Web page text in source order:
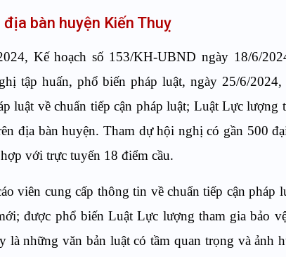
bàn huyện Kiến Thuỵ
Kế hoạch số 153/KH-UBND ngày 18/6/
tập huấn, phổ biến pháp luật, ngày 25/6/
luật về chuẩn tiếp cận pháp luật; Luật Lực lượng
địa bàn huyện. Tham dự hội nghị có gần 500
với trực tuyến 18 điểm cầu.
viên cung cấp thông tin về chuẩn tiếp cận pháp
được phổ biến Luật Lực lượng tham gia bảo
là những văn bản luật có tầm quan trọng và ảnh